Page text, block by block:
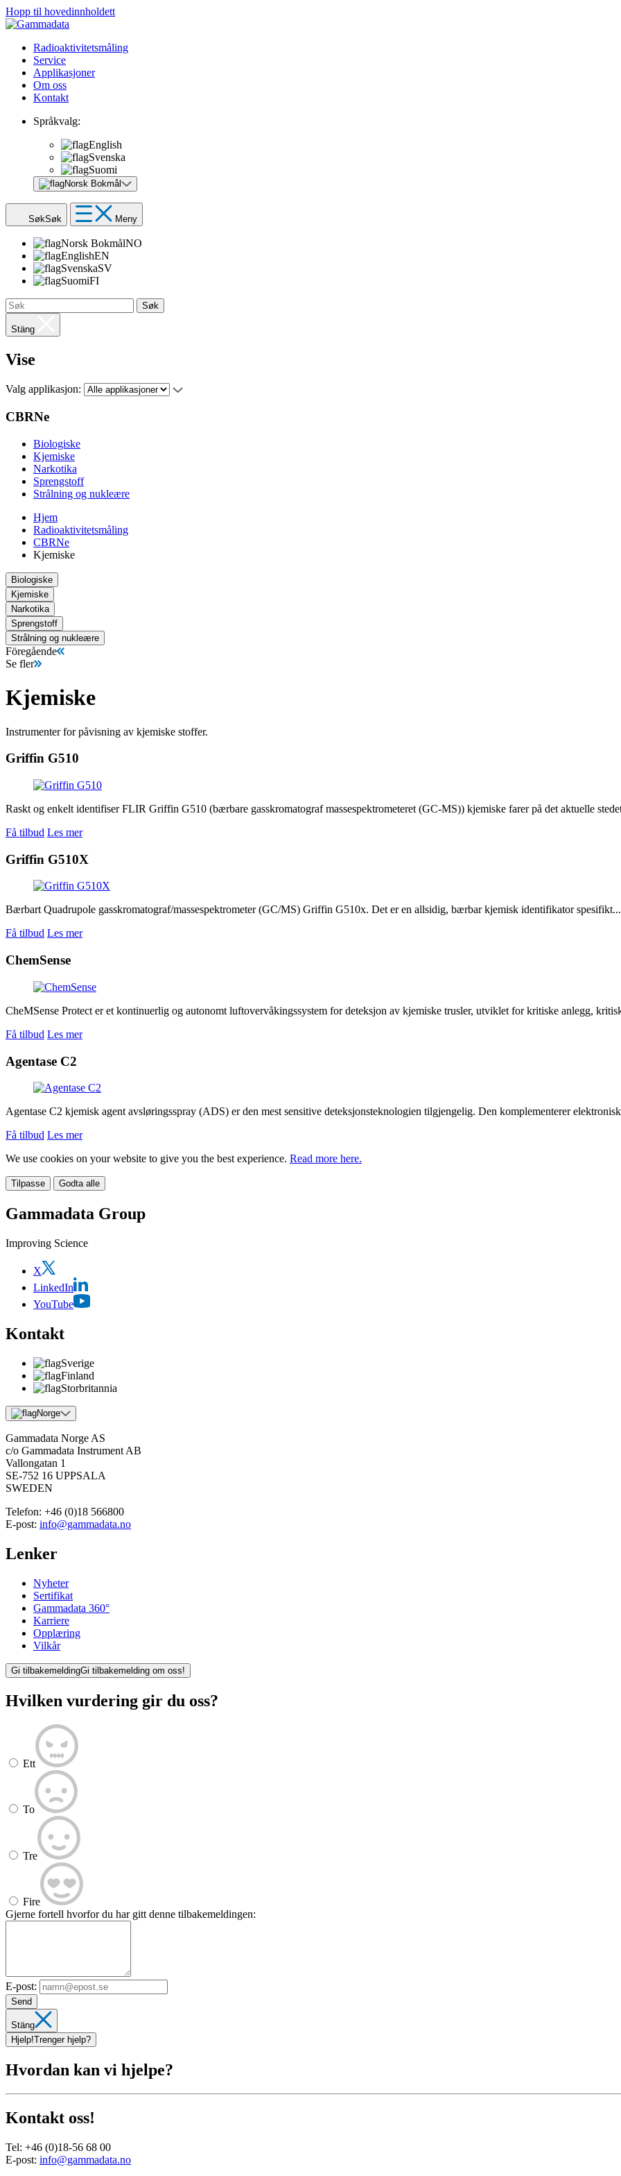
Hopp til hovedinnholdett
Radioaktivitetsmåling
Service
Applikasjoner
Om oss
Kontakt
Språkvalg:
English
Svenska
Suomi
Norsk Bokmål
SøkSøk Meny
Norsk BokmålNO
EnglishEN
SvenskaSV
SuomiFI
Søk
Stäng
Vise
Valg applikasjon:
CBRNe
Biologiske
Kjemiske
Narkotika
Sprengstoff
Strålning og nukleære
Hjem
Radioaktivitetsmåling
CBRNe
Kjemiske
Biologiske
Kjemiske
Narkotika
Sprengstoff
Strålning og nukleære
Föregående
Se fler
Kjemiske
Instrumenter for påvisning av kjemiske stoffer.
Griffin G510
Raskt og enkelt identifiser FLIR Griffin G510 (bærbare gasskromatograf massespektrometeret (GC-MS)) kjemiske farer på det aktuelle
Få tilbud Les mer
Griffin G510X
Bærbart Quadrupole gasskromatograf/massespektrometer (GC/MS) Griffin G510x. Det er en allsidig, bærbar kjemisk identifikator spesifikt...
Få tilbud Les mer
ChemSense
CheMSense Protect er et kontinuerlig og autonomt luftovervåkingssystem for deteksjon av kjemiske trusler, utviklet for kritiske anlegg,
Få tilbud Les mer
Agentase C2
Agentase C2 kjemisk agent avsløringsspray (ADS) er den mest sensitive deteksjonsteknologien tilgjengelig. Den komplementerer
Få tilbud Les mer
We use cookies on your website to give you the best experience. Read more here.
Tilpasse Godta alle
Gammadata Group
Improving Science
X
LinkedIn
YouTube
Kontakt
Sverige
Finland
Storbritannia
Norge
Gammadata Norge AS
c/o Gammadata Instrument AB
Vallongatan 1
SE-752 16 UPPSALA
SWEDEN
Telefon: +46 (0)18 566800
E-post: info@gammadata.no
Lenker
Nyheter
Sertifikat
Gammadata 360°
Karriere
Opplæring
Vilkår
Gi tilbakemeldingGi tilbakemelding om oss!
Hvilken vurdering gir du oss?
Ett
To
Tre
Fire
Gjerne fortell hvorfor du har gitt denne tilbakemeldingen:
E-post:
Send
Stäng
Hjelp!Trenger hjelp?
Hvordan kan vi hjelpe?
Kontakt oss!
Tel: +46 (0)18-56 68 00
E-post: info@gammadata.no